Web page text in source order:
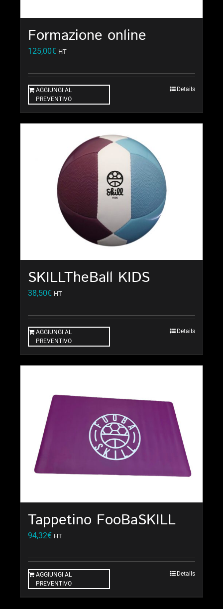
Formazione online
125,00€ HT
AGGIUNGI AL
PREVENTIVO
Details
SKILLTheBall KIDS
38,50€ HT
AGGIUNGI AL
PREVENTIVO
Details
Tappetino FooBaSKILL
94,32€ HT
AGGIUNGI AL
PREVENTIVO
Details